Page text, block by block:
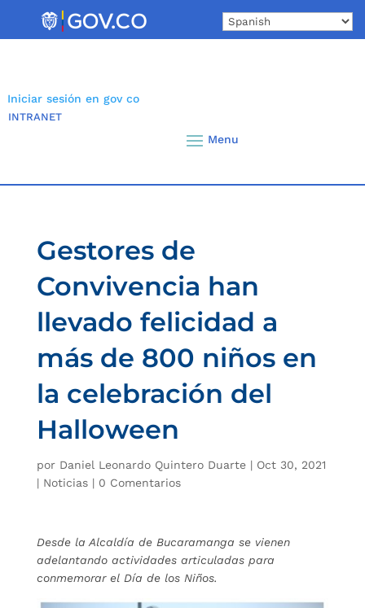
Iniciar sesión en gov co
INTRANET
Gestores de
Convivencia han
llevado felicidad a
más de 800 niños en
la celebración del
Halloween
por Daniel Leonardo Quintero Duarte| Oct 30, 2021
| Noticias| 0 Comentarios
Desde la Alcaldía de Bucaramanga se vienen
adelantando actividades articuladas para
conmemorar el Día de los Niños.